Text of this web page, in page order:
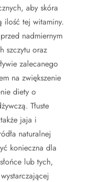
aby skóra
ilość tej witaminy.
nadmiernym
szczytu oraz
zalecanego
na zwiększenie
diety o
Tłuste
jaja i
naturalnej
konieczna dla
lub tych,